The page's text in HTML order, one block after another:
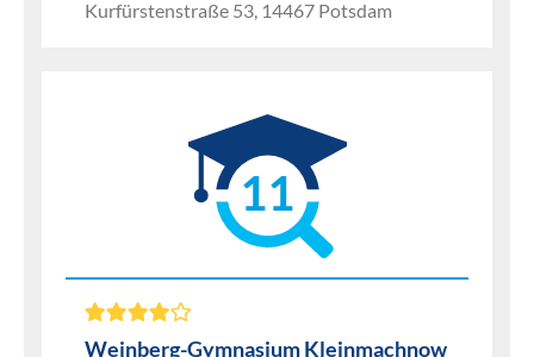
Kurfürstenstraße 53, 14467 Potsdam
11
Weinberg-Gymnasium Kleinmachnow